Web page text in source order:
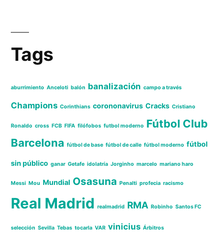
Tags
aburrimiento Anceloti balón banalización campo a través
Champions Corinthians corononavirus Cracks Cristiano
Ronaldo cross FCB FIFA filófobos futbol moderno Fútbol Club
Barcelona fútbol de base fútbol de calle fútbol moderno fútbol
sin público ganar Getafe idolatría Jorginho marcelo mariano haro
Messi Mou Mundial Osasuna Penalti profecia racismo
Real Madrid realmadrid RMA Robinho Santos FC
selección Sevilla Tebas tocarla VAR vinicius Árbitros